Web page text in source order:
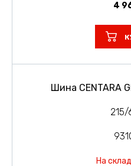
4
Шина CENTARA
215/
На